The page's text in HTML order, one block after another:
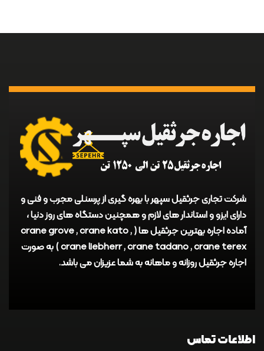
شرکت تجاری جرثقیل سپهر با بهره گیری از پرسنلی مجرب و فنی و
دارای ایزو و استاندار های لازم و همچنین دستگاه های روز دنیا ،
آماده اجاره بهترین جرثقیل ها ( crane grove , crane kato ,
crane liebherr , crane tadano , crane terex ) به صورت
اجاره جرثقیل روزانه و ماهانه به شما عزیزان می باشد.
اطلاعات تماس